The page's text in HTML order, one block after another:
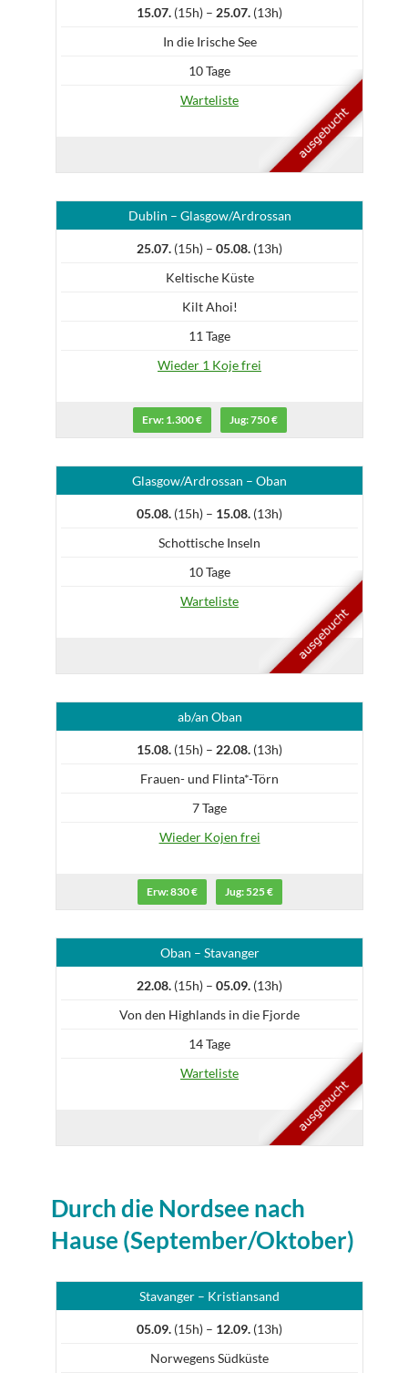
15.07. (15h) – 25.07. (13h)
In die Irische See
10 Tage
Warteliste
Dublin – Glasgow/Ardrossan
25.07. (15h) – 05.08. (13h)
Keltische Küste
Kilt Ahoi!
11 Tage
Wieder 1 Koje frei
Erw: 1.300 € Jug: 750 €
Glasgow/Ardrossan – Oban
05.08. (15h) – 15.08. (13h)
Schottische Inseln
10 Tage
Warteliste
ab/an Oban
15.08. (15h) – 22.08. (13h)
Frauen- und Flinta*-Törn
7 Tage
Wieder Kojen frei
Erw: 830 € Jug: 525 €
Oban – Stavanger
22.08. (15h) – 05.09. (13h)
Von den Highlands in die Fjorde
14 Tage
Warteliste
Durch die Nordsee nach
Hause (September/Oktober)
Stavanger – Kristiansand
05.09. (15h) – 12.09. (13h)
Norwegens Südküste